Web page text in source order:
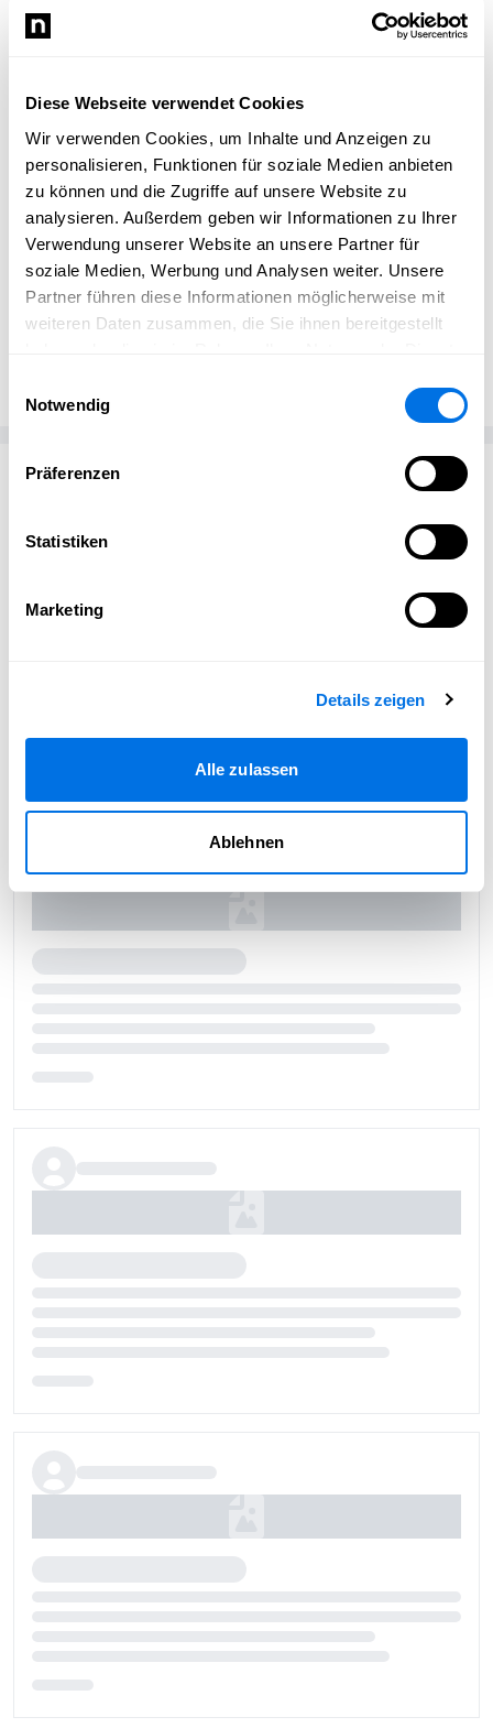
Diese Webseite verwendet Cookies
Wir verwenden Cookies, um Inhalte und Anzeigen zu
personalisieren, Funktionen für soziale Medien anbieten
zu können und die Zugriffe auf unsere Website zu
analysieren. Außerdem geben wir Informationen zu Ihrer
Verwendung unserer Website an unsere Partner für
soziale Medien, Werbung und Analysen weiter. Unsere
Partner führen diese Informationen möglicherweise mit
weiteren Daten zusammen, die Sie ihnen bereitgestellt
Notwendig
Präferenzen
Statistiken
Marketing
Details zeigen
Alle zulassen
Ablehnen
Mehr zu Ticketpreisen, Öffnungszeiten, Anfahrt,
Geländeplan
und viele weitere praktische Tipps für einen
www.veterama.de.
Jetzt Ticket sichern und dabei sein – wir freuen uns auf
Sie!
Veterama
Veterama
Passend zum Thema